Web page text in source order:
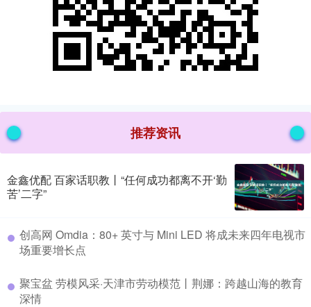
推荐资讯
金鑫优配 百家话职教丨“任何成功都离不开‘勤
苦’二字”
​创高网 Omdia：80+ 英寸与 Mini LED 将成未来四年电视市
场重要增长点
​聚宝盆 劳模风采·天津市劳动模范丨荆娜：跨越山海的教育
深情